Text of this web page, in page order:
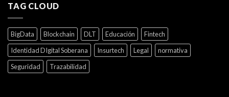
TAG CLOUD
BigData Blockchain DLT Educación
Fintech
Identidad DIgital Soberana
Insurtech Legal
normativa
Seguridad
Trazabilidad